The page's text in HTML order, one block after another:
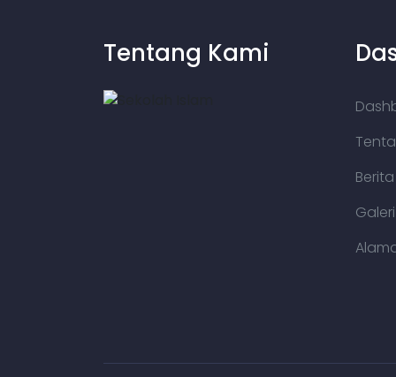
Tentang Kami